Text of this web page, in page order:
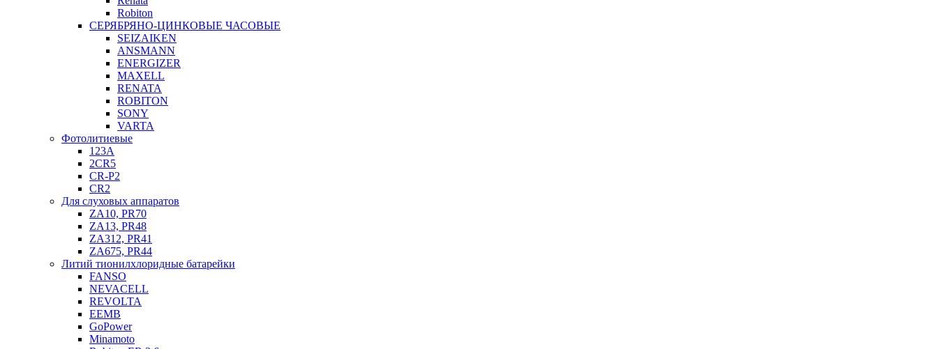
Robiton
СЕРЯБРЯНО-ЦИНКОВЫЕ ЧАСОВЫЕ
SEIZAIKEN
ANSMANN
ENERGIZER
MAXELL
RENATA
ROBITON
SONY
VARTA
Фотолитиевые
123A
2CR5
CR-P2
CR2
Для слуховых аппаратов
ZA10, PR70
ZA13, PR48
ZA312, PR41
ZA675, PR44
Литий тионилхлоридные батарейки
FANSO
NEVACELL
REVOLTA
EEMB
GoPower
Minamoto